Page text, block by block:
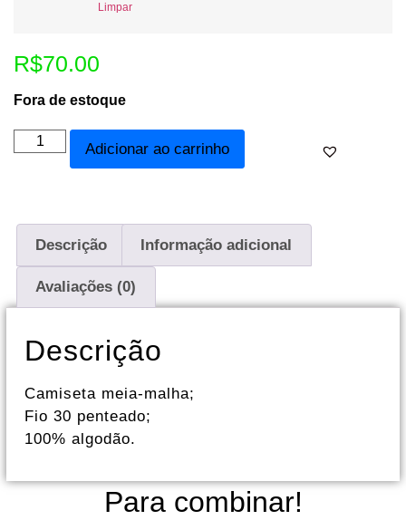
Limpar
R$70.00
Fora de estoque
Adicionar ao carrinho
Descrição Informação adicional
Avaliações (0)
Descrição
Camiseta meia-malha;
Fio 30 penteado;
100% algodão.
Para combinar!